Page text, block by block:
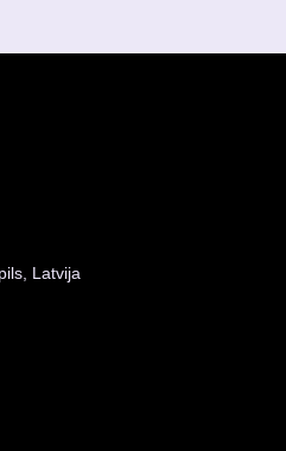
Latvija